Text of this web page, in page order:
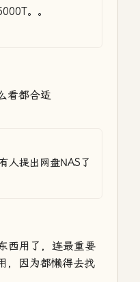
。。
看都合适
人提出网盘NAS了
西用了，连最重要
，因为都懒得去找